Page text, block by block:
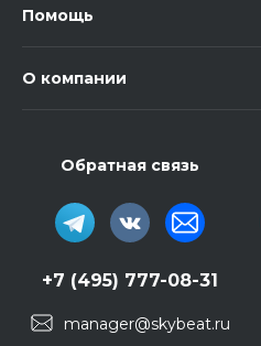
Помощь
О компании
Обратная связь
+7 (495) 777-08-31
manager@skybeat.ru